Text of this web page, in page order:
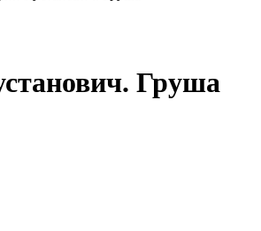
Груша